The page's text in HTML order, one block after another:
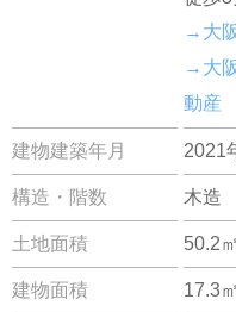
→大
→大
動産
建物建築年月 2021
構造・階数 木造
土地面積 50.2㎡
建物面積 17.3㎡